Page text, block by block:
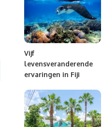
Vijf
levensveranderende
ervaringen in Fiji